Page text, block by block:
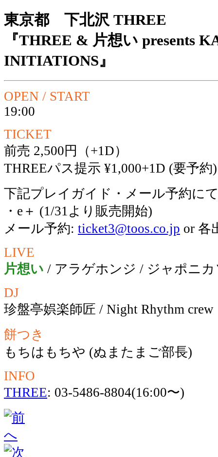
東京都 下北沢 THREE
『THREE & 片想い presents
INITIATIONS』
OPEN / START
19:00
TICKET
前売 2,500円（+1D）
THREEパス提示 ¥1,000+1D (要予約)
下記プレイガイド・メール予約に
・e＋ (1/31より販売開始)
メール予約: ticket3@toos.co.jp or 各
LIVE
片想い / アラゲホンジ / ジャポニ
DJ
珍盤亭娯楽師匠 / Night Rhythm crew
餅つき
もちはもちや (ぬまたまご部長)
INFO
THREE: 03-5486-8804(16:00〜)